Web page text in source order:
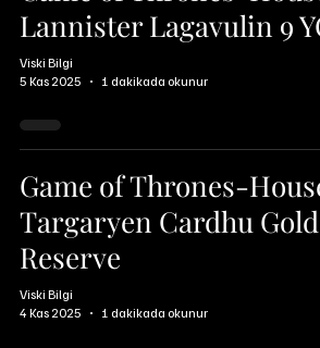
Lannister Lagavulin 9
Viski Bilgi
5 Kas 2025
1 dakikada okunur
Game of Thrones-
Targaryen Cardhu Gold
Reserve
Viski Bilgi
4 Kas 2025
1 dakikada okunur